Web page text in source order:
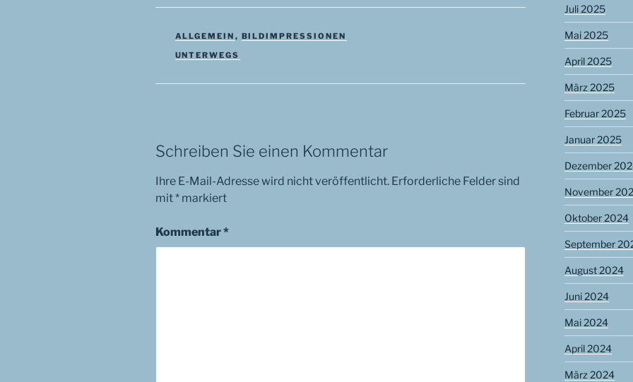
KATEGORIEN
ALLGEMEIN , BILDIMPRESSIONEN
SCHLAGWÖRTER
UNTERWEGS
Schreiben Sie einen Kommentar
Ihre E-Mail-Adresse wird nicht veröffentlicht. Erforderliche Felder sind
mit* markiert
Kommentar*
Juli 2025
Mai 2025
April 2025
März 2025
Februar 2025
Januar 2025
Dezember
November
Oktober 2024
September
August 2024
Juni 2024
Mai 2024
April 2024
März 2024